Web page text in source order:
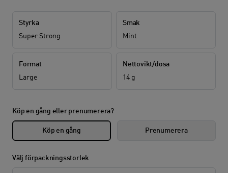
Styrka
Super Strong
Smak
Mint
Format
Large
Nettovikt/dosa
14 g
Köp en gång eller prenumerera?
Köp en gång Prenumerera
Välj förpackningsstorlek